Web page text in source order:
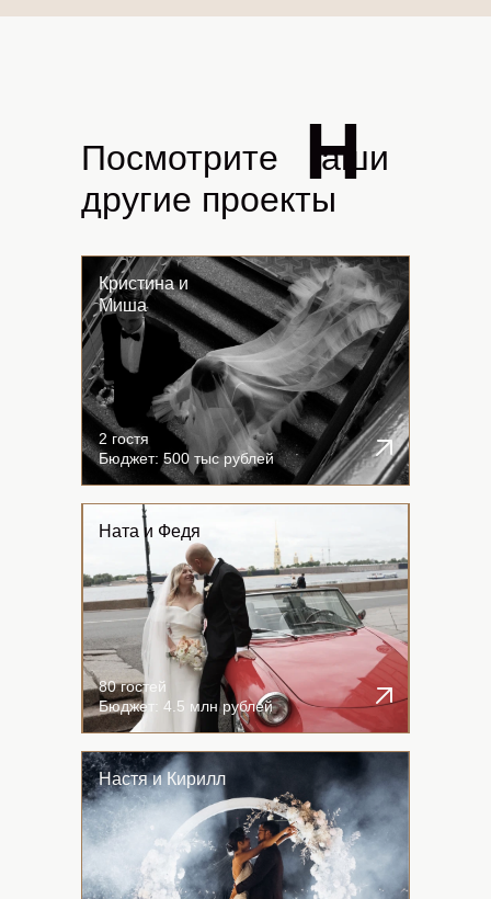
Кристина и
Миша
2 гостя
Бюджет: 500 тыс рублей
Ната и Федя
80 гостей
Бюджет: 4.5 млн рублей
Настя и Кирилл
LET'S GO!
LET'S GO!
LET'S GO!
Посмотрите
аши
другие проекты
H